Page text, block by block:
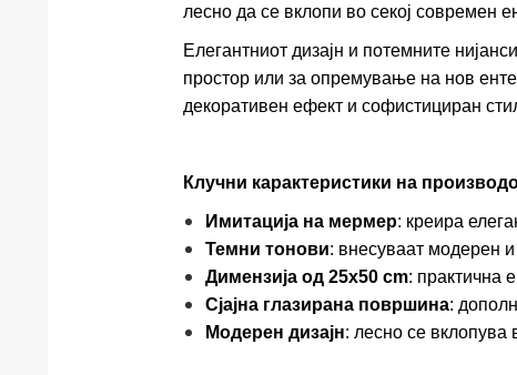
лесно да се вклопи во секој современ
Елегантниот дизајн и потемните
простор или за опремување на нов
декоративен ефект и софистициран
Клучни карактеристики на
Имитација на мермер: креира
Темни тонови: внесуваат модерен и
Димензија од 25x50 cm: практична
Сјајна глазирана површина:
Модерен дизајн: лесно се вклопува